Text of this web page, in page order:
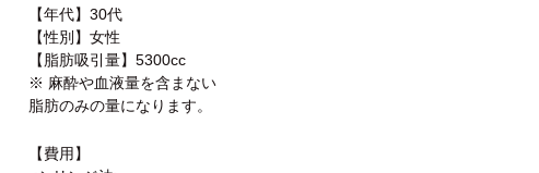
【年代】30代
【性別】女性
【脂肪吸引量】5300cc
※ 麻酔や血液量を含まない
脂肪のみの量になります。
【費用】